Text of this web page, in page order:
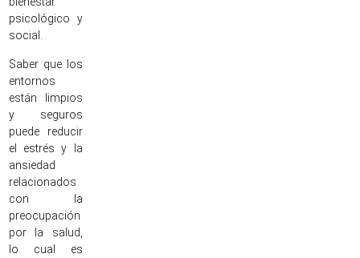
psicológico y
social.
Saber que los
entornos
están limpios
y seguros
puede reducir
el estrés y la
ansiedad
relacionados
con la
preocupación
por la salud,
lo cual es